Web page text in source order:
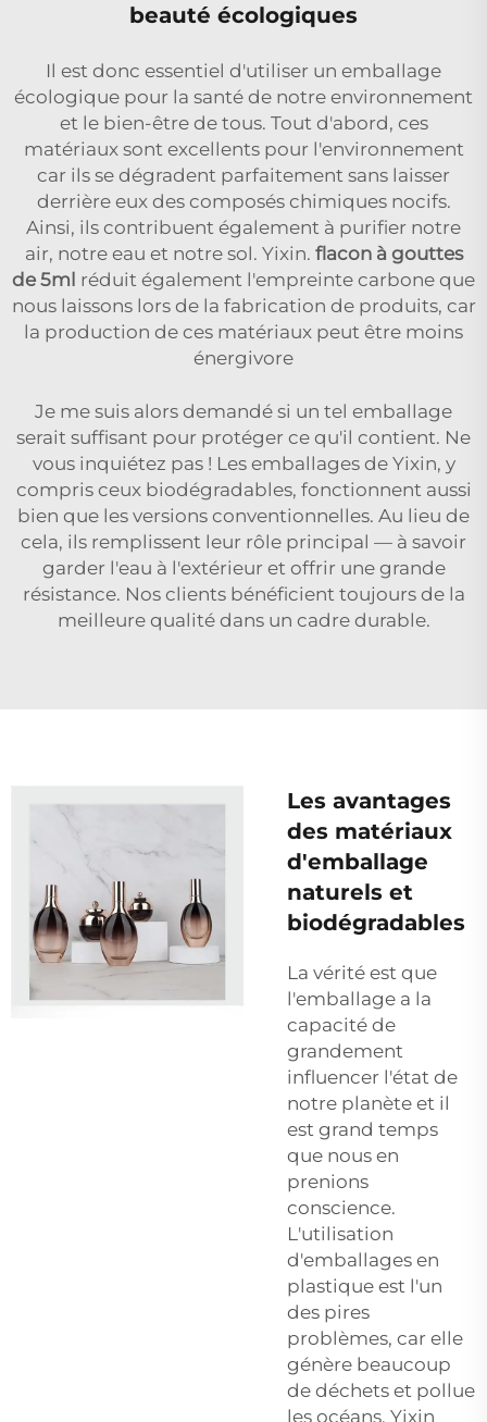
beauté écologiques
Il est donc essentiel d'utiliser un emballage
écologique pour la santé de notre environnement
et le bien-être de tous. Tout d'abord, ces
matériaux sont excellents pour l'environnement
car ils se dégradent parfaitement sans laisser
derrière eux des composés chimiques nocifs.
Ainsi, ils contribuent également à purifier notre
air, notre eau et notre sol. Yixin. flacon à gouttes
de 5ml réduit également l'empreinte carbone que
nous laissons lors de la fabrication de produits, car
la production de ces matériaux peut être moins
énergivore
Je me suis alors demandé si un tel emballage
serait suffisant pour protéger ce qu'il contient. Ne
vous inquiétez pas ! Les emballages de Yixin, y
compris ceux biodégradables, fonctionnent aussi
bien que les versions conventionnelles. Au lieu de
cela, ils remplissent leur rôle principal — à savoir
garder l'eau à l'extérieur et offrir une grande
résistance. Nos clients bénéficient toujours de la
meilleure qualité dans un cadre durable.
Les avantages
des matériaux
d'emballage
naturels et
biodégradables
La vérité est que
l'emballage a la
capacité de
grandement
influencer l'état de
notre planète et il
est grand temps
que nous en
prenions
conscience.
L'utilisation
d'emballages en
plastique est l'un
des pires
problèmes, car elle
génère beaucoup
de déchets et pollue
les océans. Yixin